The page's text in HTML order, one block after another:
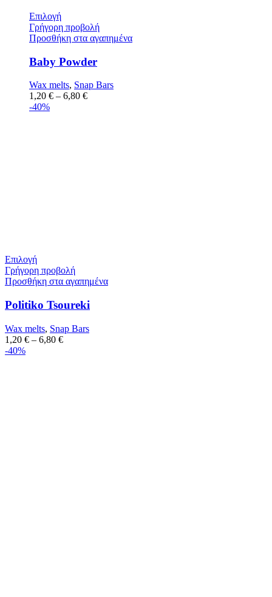
Επιλογή
Γρήγορη προβολή
Προσθήκη στα αγαπημένα
Baby Powder
Wax melts, Snap Bars
1,20 € – 6,80 €
-40%
Επιλογή
Γρήγορη προβολή
Προσθήκη στα αγαπημένα
Politiko Tsoureki
Wax melts, Snap Bars
1,20 € – 6,80 €
-40%